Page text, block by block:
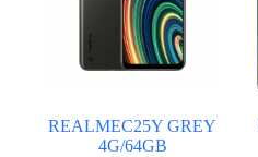
REALMEC25Y GREY
4G/64GB